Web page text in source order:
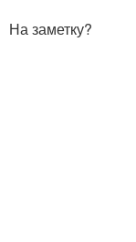
На заметку?